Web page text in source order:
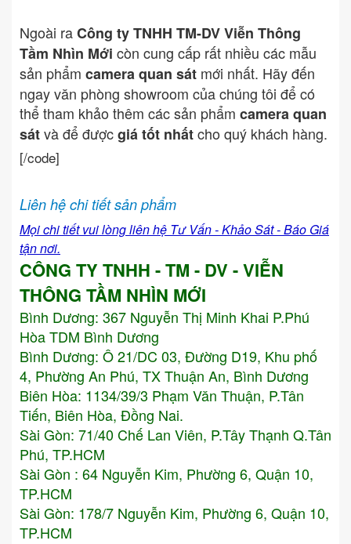
Ngoài raCông ty TNHH TM-DV Viễn Thông
Tầm Nhìn Mới còn cung cấp rất nhiều các mẫu
sản phẩm camera quan sát mới nhất. Hãy đến
ngay văn phòng showroom của chúng tôi để có
thể tham khảo thêm các sản phẩm camera quan
sátvà để đượcgiá tốt nhấtcho quý khách hàng.
[/code]
Liên hệ chi tiết sản phẩm
Mọi chi tiết vui lòng liên hệ Tư Vấn - Khảo Sát - Báo Giá
tận nơi.
CÔNG TY TNHH - TM - DV - VIỄN
THÔNG TẦM NHÌN MỚI
Bình Dương: 367 Nguyễn Thị Minh Khai P.Phú
Hòa TDM Bình Dương
Bình Dương: Ô 21/DC 03, Đường D19, Khu phố
4, Phường An Phú, TX Thuận An, Bình Dương
Biên Hòa: 1134/39/3 Phạm Văn Thuận, P.Tân
Tiến, Biên Hòa, Đồng Nai.
Sài Gòn: 71/40 Chế Lan Viên, P.Tây Thạnh Q.Tân
Phú, TP.HCM
Sài Gòn : 64 Nguyễn Kim, Phường 6, Quận 10,
TP.HCM
Sài Gòn: 178/7 Nguyễn Kim, Phường 6, Quận 10,
TP.HCM